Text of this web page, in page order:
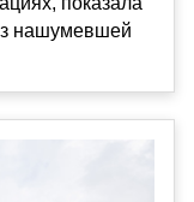
нашумевшей